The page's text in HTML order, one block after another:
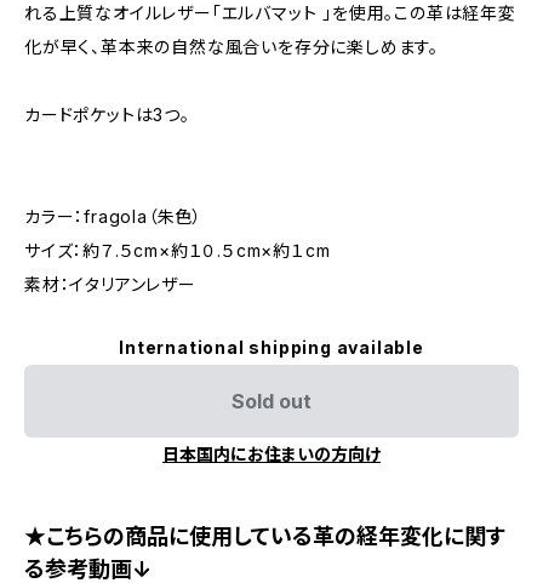
れる上質なオイルレザー「エルバマット 」を使用。この革は経年変
化が早く、革本来の自然な風合いを存分に楽しめます。
カードポケットは3つ。
カラー：fragola（朱色）
サイズ：約７.５cm×約１０.５cm×約１cm
素材：イタリアンレザー
International shipping available
Sold out
日本国内にお住まいの方向け
★こちらの商品に使用している革の経年変化に関す
る参考動画↓